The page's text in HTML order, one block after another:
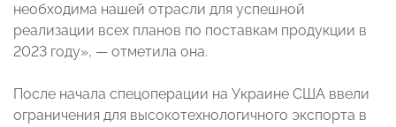
необходима нашей отрасли для успешной
реализации всех планов по поставкам продукции в
2023 году», — отметила она.
После начала спецоперации на Украине США ввели
ограничения для высокотехнологичного экспорта в